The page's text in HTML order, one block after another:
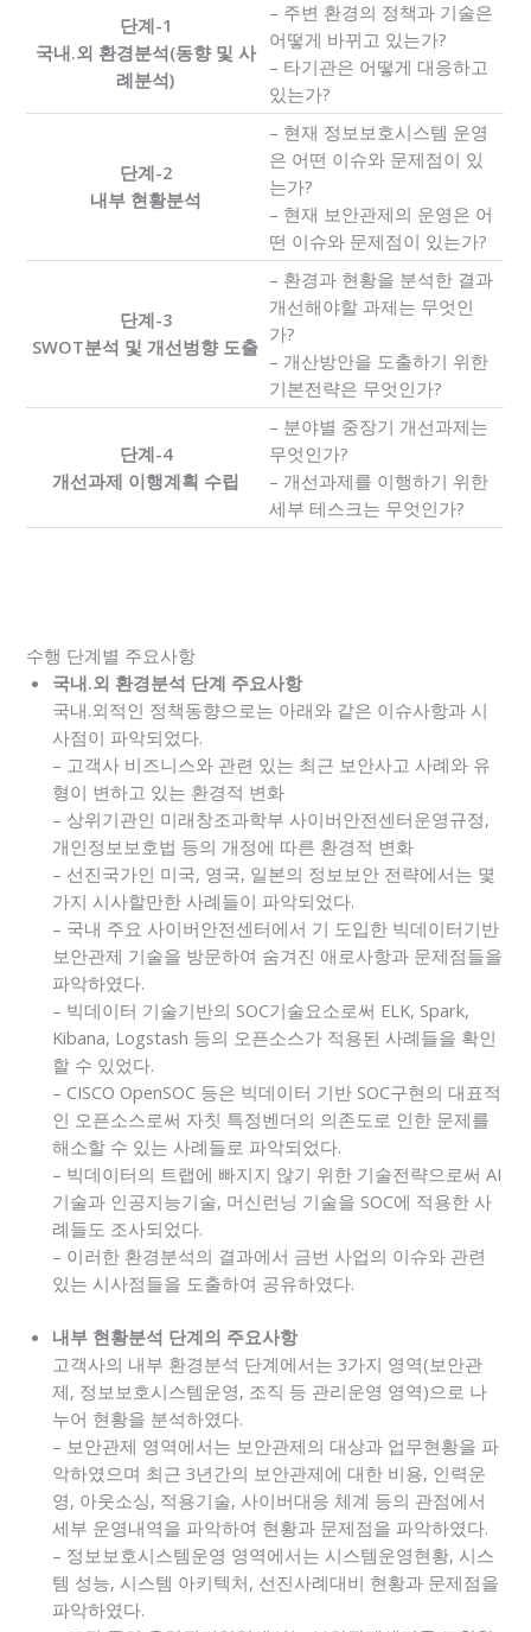
단계-1
국내.외 환경분석(동향 및 사
례분석)
– 주변 환경의 정책과 기술은
어떻게 바뀌고 있는가?
– 타기관은 어떻게 대응하고
있는가?
단계-2
내부 현황분석
– 현재 정보보호시스템 운영
은 어떤 이슈와 문제점이 있
는가?
– 현재 보안관제의 운영은 어
떤 이슈와 문제점이 있는가?
단계-3
SWOT분석 및 개선벙향 도출
– 환경과 현황을 분석한 결과
개선해야할 과제는 무엇인
가?
– 개산방안을 도출하기 위한
기본전략은 무엇인가?
단계-4
개선과제 이행계획 수립
– 분야별 중장기 개선과제는
무엇인가?
– 개선과제를 이행하기 위한
세부 테스크는 무엇인가?
수행 단계별 주요사항
국내.외 환경분석 단계 주요사항
국내.외적인 정책동향으로는 아래와 같은 이슈사항과 시
사점이 파악되었다.
– 고객사 비즈니스와 관련 있는 최근 보안사고 사례와 유
형이 변하고 있는 환경적 변화
– 상위기관인 미래창조과학부 사이버안전센터운영규정,
개인정보보호법 등의 개정에 따른 환경적 변화
– 선진국가인 미국, 영국, 일본의 정보보안 전략에서는 몇
가지 시사할만한 사례들이 파악되었다.
– 국내 주요 사이버안전센터에서 기 도입한 빅데이터기반
보안관제 기술을 방문하여 숨겨진 애로사항과 문제점들을
파악하였다.
– 빅데이터 기술기반의 SOC기술요소로써 ELK, Spark,
Kibana, Logstash 등의 오픈소스가 적용된 사례들을 확인
할 수 있었다.
– CISCO OpenSOC 등은 빅데이터 기반 SOC구현의 대표적
인 오픈소스로써 자칫 특정벤더의 의존도로 인한 문제를
해소할 수 있는 사례들로 파악되었다.
– 빅데이터의 트랩에 빠지지 않기 위한 기술전략으로써 AI
기술과 인공지능기술, 머신런닝 기술을 SOC에 적용한 사
례들도 조사되었다.
– 이러한 환경분석의 결과에서 금번 사업의 이슈와 관련
있는 시사점들을 도출하여 공유하였다.
내부 현황분석 단계의 주요사항
고객사의 내부 환경분석 단계에서는 3가지 영역(보안관
제, 정보보호시스템운영, 조직 등 관리운영 영역)으로 나
누어 현황을 분석하였다.
– 보안관제 영역에서는 보안관제의 대상과 업무현황을 파
악하였으며 최근 3년간의 보안관제에 대한 비용, 인력운
영, 아웃소싱, 적용기술, 사이버대응 체계 등의 관점에서
세부 운영내역을 파악하여 현황과 문제점을 파악하였다.
– 정보보호시스템운영 영역에서는 시스템운영현황, 시스
템 성능, 시스템 아키텍처, 선진사례대비 현황과 문제점을
파악하였다.